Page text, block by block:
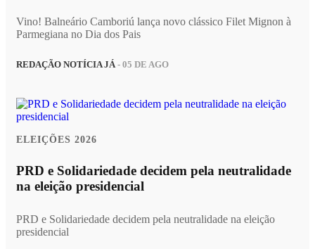
Vino! Balneário Camboriú lança novo clássico Filet Mignon à
Parmegiana no Dia dos Pais
REDAÇÃO NOTÍCIA JÁ- 05 DE AGO
ELEIÇÕES 2026
PRD e Solidariedade decidem pela neutralidade
na eleição presidencial
PRD e Solidariedade decidem pela neutralidade na eleição
presidencial